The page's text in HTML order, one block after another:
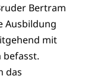
Bertram
Ausbildung
mit
befasst.
das